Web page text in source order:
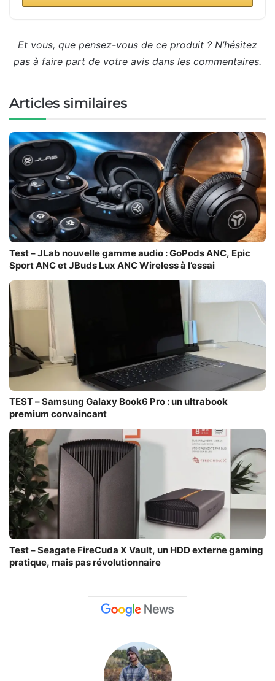
Et vous, que pensez-vous de ce produit ? N’hésitez
pas à faire part de votre avis dans les commentaires.
Articles similaires
Test – JLab nouvelle gamme audio : GoPods ANC, Epic
Sport ANC et JBuds Lux ANC Wireless à l’essai
TEST – Samsung Galaxy Book6 Pro : un ultrabook
premium convaincant
Test – Seagate FireCuda X Vault, un HDD externe gaming
pratique, mais pas révolutionnaire